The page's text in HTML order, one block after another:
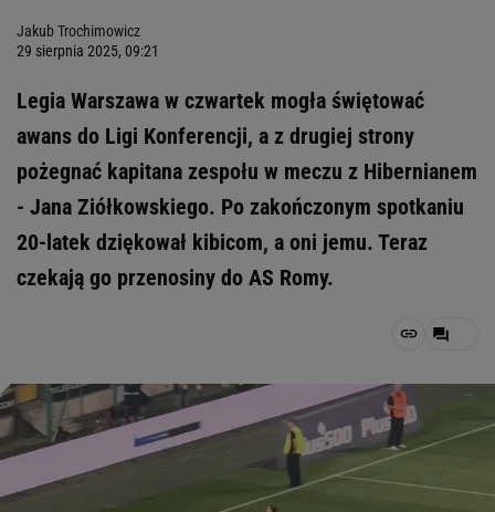
Jakub Trochimowicz
29 sierpnia 2025, 09:21
Legia Warszawa w czwartek mogła świętować
awans do Ligi Konferencji, a z drugiej strony
pożegnać kapitana zespołu w meczu z Hibernianem
- Jana Ziółkowskiego. Po zakończonym spotkaniu
20-latek dziękował kibicom, a oni jemu. Teraz
czekają go przenosiny do AS Romy.